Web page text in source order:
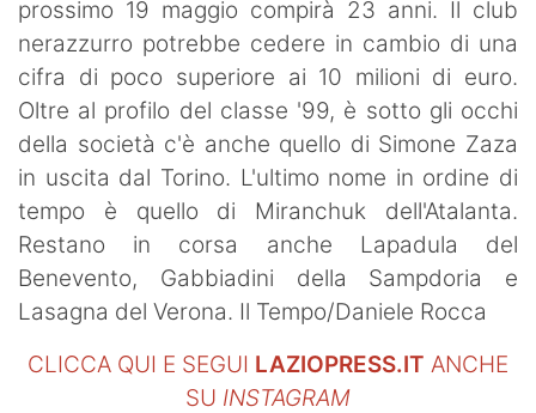
prossimo 19 maggio compirà 23 anni. Il club
nerazzurro potrebbe cedere in cambio di una
cifra di poco superiore ai 10 milioni di euro.
Oltre al profilo del classe '99, è sotto gli occhi
della società c'è anche quello di Simone Zaza
in uscita dal Torino. L'ultimo nome in ordine di
tempo è quello di Miranchuk dell'Atalanta.
Restano in corsa anche Lapadula del
Benevento, Gabbiadini della Sampdoria e
Lasagna del Verona. Il Tempo/Daniele Rocca
CLICCA QUI E SEGUI LAZIOPRESS.IT ANCHE
SU INSTAGRAM